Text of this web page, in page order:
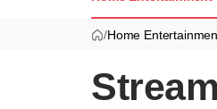
/Home